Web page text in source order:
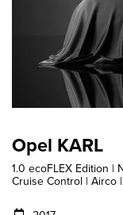
Opel KARL
1.0 ecoFLEX Edition |
Cruise Control | Airco |